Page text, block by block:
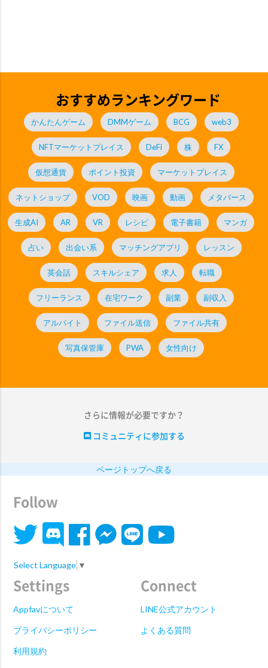
おすすめランキングワード
かんたんゲーム DMMゲーム BCG web3
NFTマーケットプレイス DeFi 株 FX
仮想通貨 ポイント投資 マーケットプレイス
ネットショップ VOD 映画 動画 メタバース
生成AI AR VR レシピ 電子書籍 マンガ
占い 出会い系 マッチングアプリ レッスン
英会話 スキルシェア 求人 転職
フリーランス 在宅ワーク 副業 副収入
アルバイト ファイル送信 ファイル共有
写真保管庫 PWA 女性向け
さらに情報が必要ですか？
コミュニティに参加する
ページトップへ戻る
Follow
Select Language ▼
Settings
Appfavについて
プライバシーポリシー
利用規約
Connect
LINE公式アカウント
よくある質問